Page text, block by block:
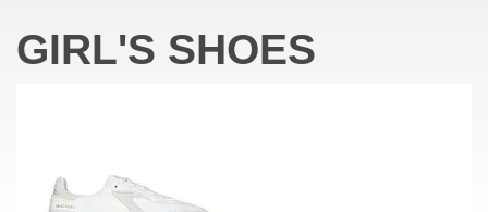
GIRL'S SHOES